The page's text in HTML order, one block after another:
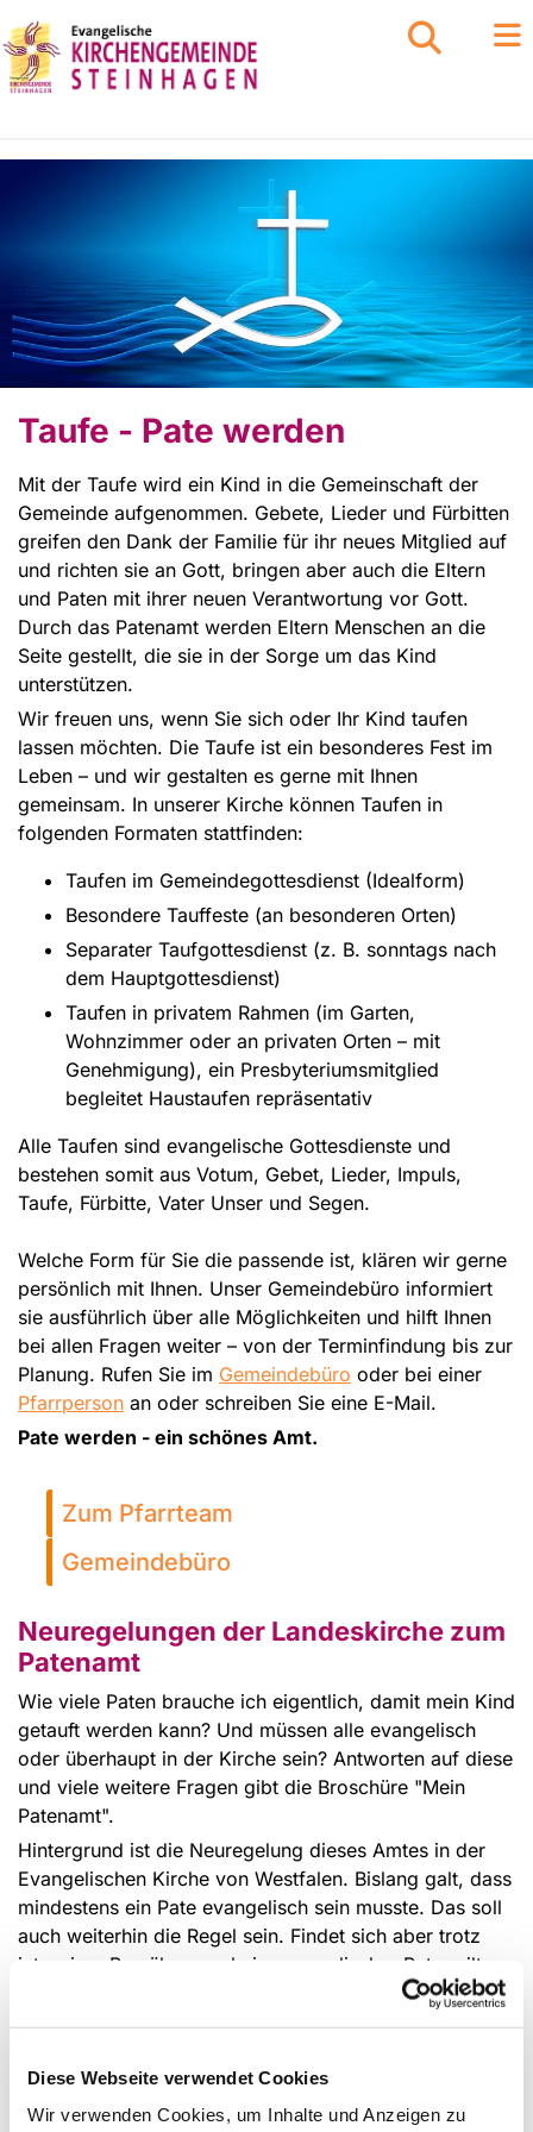
Diese Webseite verwendet Cookies
Wir verwenden Cookies, um Inhalte und Anzeigen zu
Taufe - Pate werden
Mit der Taufe wird ein Kind in die Gemeinschaft der
Gemeinde aufgenommen. Gebete, Lieder und Fürbitten
greifen den Dank der Familie für ihr neues Mitglied auf
und richten sie an Gott, bringen aber auch die Eltern
und Paten mit ihrer neuen Verantwortung vor Gott.
Durch das Patenamt werden Eltern Menschen an die
Seite gestellt, die sie in der Sorge um das Kind
unterstützen.
Wir freuen uns, wenn Sie sich oder Ihr Kind taufen
lassen möchten. Die Taufe ist ein besonderes Fest im
Leben – und wir gestalten es gerne mit Ihnen
gemeinsam. In unserer Kirche können Taufen in
folgenden Formaten stattfinden:
Taufen im Gemeindegottesdienst (Idealform)
Besondere Tauffeste (an besonderen Orten)
Separater Taufgottesdienst (z. B. sonntags nach
dem Hauptgottesdienst)
Taufen in privatem Rahmen (im Garten,
Wohnzimmer oder an privaten Orten – mit
Genehmigung), ein Presbyteriumsmitglied
begleitet Haustaufen repräsentativ
Alle Taufen sind evangelische Gottesdienste und
bestehen somit aus Votum, Gebet, Lieder, Impuls,
Taufe, Fürbitte, Vater Unser und Segen.
Welche Form für Sie die passende ist, klären wir gerne
persönlich mit Ihnen. Unser Gemeindebüro informiert
sie ausführlich über alle Möglichkeiten und hilft Ihnen
bei allen Fragen weiter – von der Terminfindung bis zur
Planung. Rufen Sie im Gemeindebüro oder bei einer
Pfarrperson an oder schreiben Sie eine E-Mail.
Pate werden - ein schönes Amt.
Zum Pfarrteam
Gemeindebüro
Neuregelungen der Landeskirche zum
Patenamt
Wie viele Paten brauche ich eigentlich, damit mein Kind
getauft werden kann? Und müssen alle evangelisch
oder überhaupt in der Kirche sein? Antworten auf diese
und viele weitere Fragen gibt die Broschüre "Mein
Patenamt".
Hintergrund ist die Neuregelung dieses Amtes in der
Evangelischen Kirche von Westfalen. Bislang galt, dass
mindestens ein Pate evangelisch sein musste. Das soll
auch weiterhin die Regel sein. Findet sich aber trotz
intensiver Bemühungen kein evangelischer Pate, gilt
künftig: Mindestens ein Pate muss einer der elf Kirchen
Kinder in Zukunft auch ohne Paten getauft werden.
Dafür muss aber mindestens ein Elternteil evangelisch